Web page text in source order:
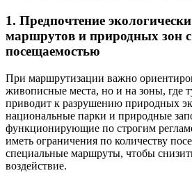
1. Предпочтение
маршрутов и природных зон
посещаемостью
При маршрутизации важно
живописные места, но и на зоны, где
приводит к разрушению природных
национальные парки и природные
функционирующие по строгим
иметь ограничения по количеству
специальные маршруты, чтобы
воздействие.